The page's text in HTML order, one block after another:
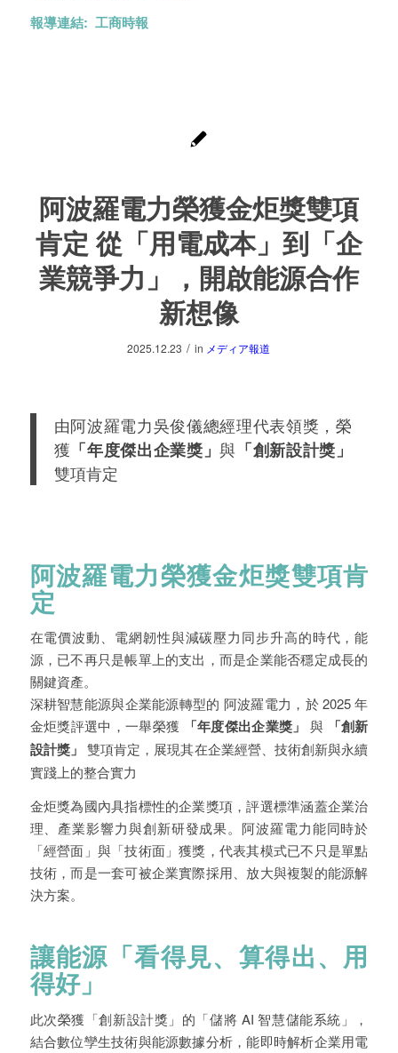
報導連結: 工商時報
阿波羅電力榮獲金炬獎雙項
肯定 從「用電成本」到「企
業競爭力」，開啟能源合作
新想像
2025.12.23 / in メディア報道
由阿波羅電力吳俊儀總經理代表領獎，榮
獲 「年度傑出企業獎」與 「創新設計獎」
雙項肯定
阿波羅電力榮獲金炬獎雙項肯
定
在電價波動、電網韌性與減碳壓力同步升高的時代，能
源，已不再只是帳單上的支出，而是企業能否穩定成長的
關鍵資產。
深耕智慧能源與企業能源轉型的 阿波羅電力，於 2025 年
金炬獎評選中，一舉榮獲
「年度傑出企業獎」 與
「創新
設計獎」 雙項肯定，展現其在企業經營、技術創新與永續
實踐上的整合實力
金炬獎為國內具指標性的企業獎項，評選標準涵蓋企業治
理、產業影響力與創新研發成果。阿波羅電力能同時於
「經營面」與「技術面」獲獎，代表其模式已不只是單點
技術，而是一套可被企業實際採用、放大與複製的能源解
決方案。
讓能源「看得見、算得出、用
得好」
此次榮獲「創新設計獎」的「儲將 AI 智慧儲能系統」，
結合數位孿生技術與能源數據分析，能即時解析企業用電